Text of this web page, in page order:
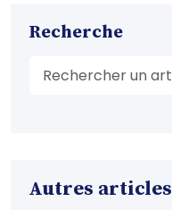
Recherche
Autres articles